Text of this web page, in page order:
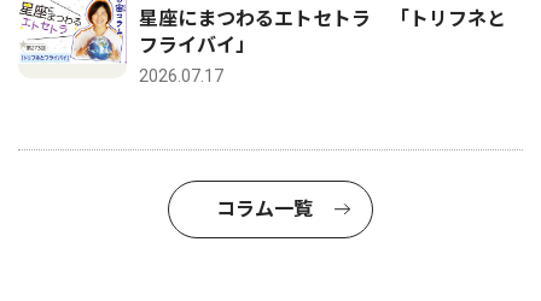
星座にまつわるエトセトラ 「トリフネと
フライバイ」
2026.07.17
コラム一覧